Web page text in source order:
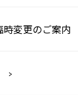
変更のご案内